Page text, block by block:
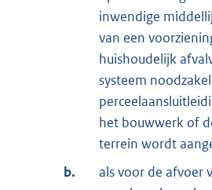
inwendige
van een
huishoudelijk
systeem
het bouwwerk of
terrein wordt
b.
als voor de afvoer